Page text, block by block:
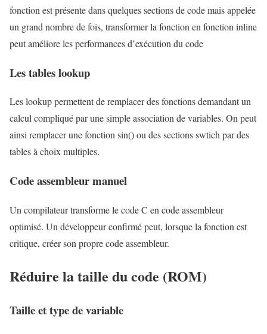
fonction est présente dans quelques sections de code mais appelée
un grand nombre de fois, transformer la fonction en fonction inline
peut améliore les performances d’exécution du code
Les tables lookup
Les lookup permettent de remplacer des fonctions demandant un
calcul compliqué par une simple association de variables. On peut
ainsi remplacer une fonction sin() ou des sections swtich par des
tables à choix multiples.
Code assembleur manuel
Un compilateur transforme le code C en code assembleur
optimisé. Un développeur confirmé peut, lorsque la fonction est
critique, créer son propre code assembleur.
Réduire la taille du code (ROM)
Taille et type de variable